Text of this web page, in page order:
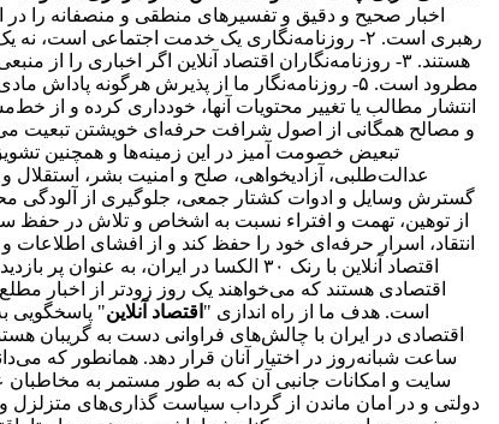
اخبار صحیح و دقیق و تفسیرهای منطقی و منصفانه را
رهبری است. ۲- روزنامه‌نگاری یک خدمت اجتماعی
انتقاد، اسرار حرفه‌ای خود را حفظ کند و از افشای
اقتصاد آنلاین با رنک ۳۰ الکسا در
است. هدف ما از راه اندازی " اقتصاد آنلاین" پاسخگویی
اقتصادی در ایران با چالش‌های فراوانی دست به گریبان
ساعت شبانه‌روز در اختیار آنان قرار دهد. همانطور که
سایت و امکانات جانبی آن که به طور مستمر به مخاطبان
دولتی و در امان ماندن از گرداب سیاست گذاری‌های